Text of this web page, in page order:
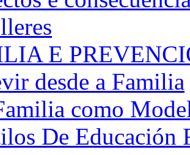
E
desde a Familia
como
De Educación